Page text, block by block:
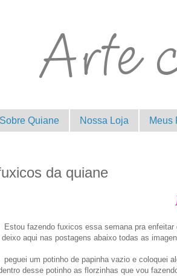
Sobre Quiane Nossa Loja Meus
da quiane
Estou fazendo fuxicos essa semana pra
deixo aqui nas postagens abaixo todas as
peguei um potinho de papinha vazio e coloquei
desse potinho as florzinhas que vou